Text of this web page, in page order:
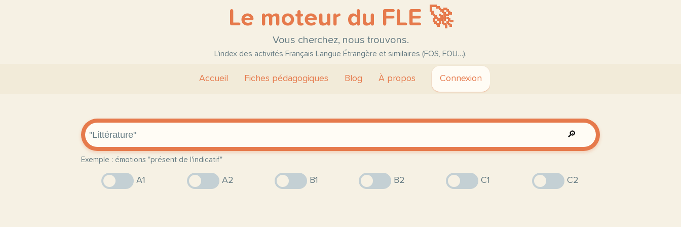
Le moteur du FLE 🚀
Vous cherchez, nous trouvons.
L'index des activités Français Langue Étrangère et similaires (FOS, FOU…).
Accueil Fiches pédagogiques Blog À propos Connexion
🔎
Exemple : émotions "présent de l'indicatif"
A1 A2 B1 B2 C1 C2